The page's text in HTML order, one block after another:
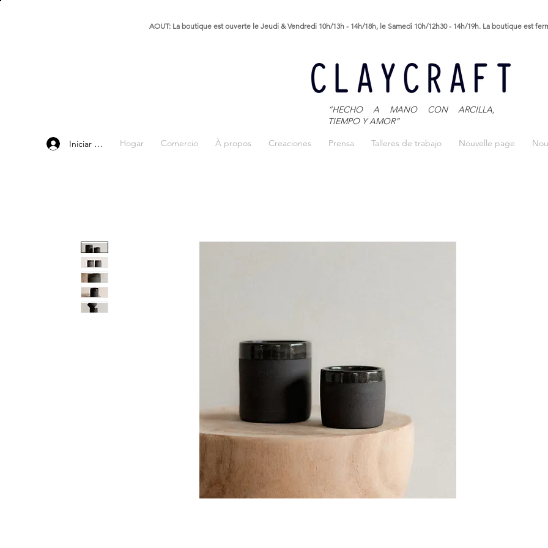
AOUT: La boutique est ouverte le Jeudi & Vendredi 10h/13h - 14h/18h, le Samedi 10h/12h30 - 14h/19h. La boutique est
“HECHO A MANO CON ARCILLA,
TIEMPO Y AMOR”
Iniciar sesión Hogar Comercio À propos Creaciones Prensa Talleres de trabajo Nouvelle page